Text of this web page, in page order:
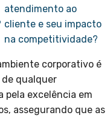
atendimento ao
cliente e seu impacto
na competitividade?
corporativo é
qualquer
pela excelência em
assegurando que as